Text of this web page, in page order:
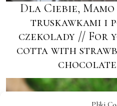
Dla Ciebie,
truskawkami i
czekolady // For
cotta with